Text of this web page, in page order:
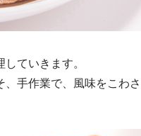
ていきます。
手作業で、風味をこわさ